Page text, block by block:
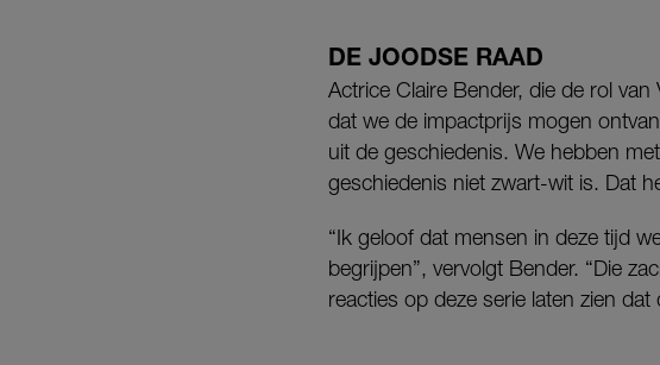
DE JOODSE RAAD
Actrice Claire Bender, die de rol
dat we de impactprijs mogen
uit de geschiedenis. We hebben
geschiedenis niet zwart-wit is. Dat
“Ik geloof dat mensen in deze tijd
begrijpen”, vervolgt Bender. “Die
reacties op deze serie laten zien